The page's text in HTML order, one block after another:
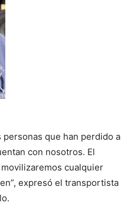
personas que han perdido a
con nosotros. El
cualquier
expresó el transportista